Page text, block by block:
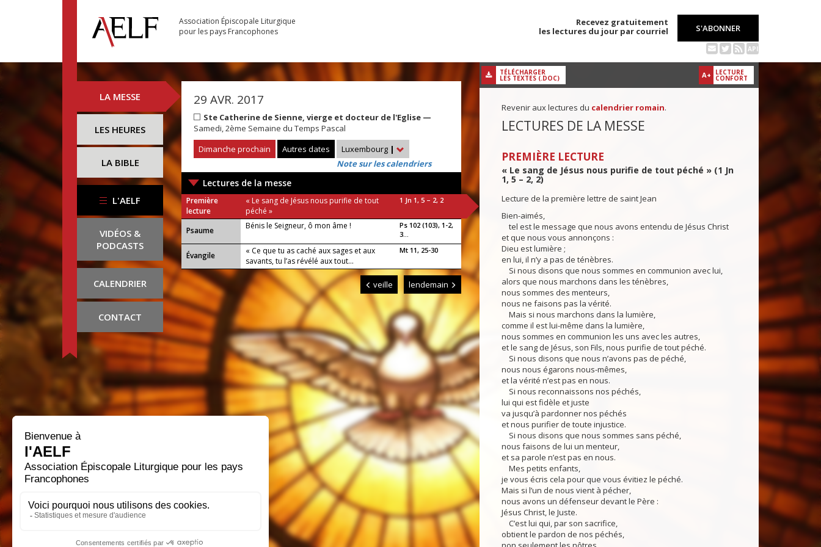
Association Épiscopale Liturgique
pour les pays Francophones
Recevez gratuitement
les lectures du jour par courriel
S'ABONNER
API
LA MESSE
LES HEURES
LA BIBLE
L'AELF
VIDÉOS &
PODCASTS
CALENDRIER
CONTACT
29 AVR. 2017
Ste Catherine de Sienne, vierge et docteur de l'Eglise —
Samedi, 2ème Semaine du Temps Pascal
Dimanche prochain
Autres dates Luxembourg |
Note sur les calendriers
Lectures de la messe
Première
lecture
« Le sang de Jésus nous purifie de tout
péché »
1 Jn 1, 5 – 2, 2
Psaume Bénis le Seigneur, ô mon âme !
Ps 102 (103), 1-2,
3...
Évangile
« Ce que tu as caché aux sages et aux
savants, tu l’as révélé aux tout...
Mt 11, 25-30
veille lendemain
A+ LECTURE
CONFORT
TÉLÉCHARGER
LES TEXTES (.DOC)
Revenir aux lectures du calendrier romain.
LECTURES DE LA MESSE
PREMIÈRE LECTURE
« Le sang de Jésus nous purifie de tout péché » (1 Jn
1, 5 – 2, 2)
Lecture de la première lettre de saint Jean
Bien-aimés,
tel est le message que nous avons entendu de Jésus Christ
et que nous vous annonçons :
Dieu est lumière ;
en lui, il n’y a pas de ténèbres.
Si nous disons que nous sommes en communion avec lui,
alors que nous marchons dans les ténèbres,
nous sommes des menteurs,
nous ne faisons pas la vérité.
Mais si nous marchons dans la lumière,
comme il est lui-même dans la lumière,
nous sommes en communion les uns avec les autres,
et le sang de Jésus, son Fils, nous purifie de tout péché.
Si nous disons que nous n’avons pas de péché,
nous nous égarons nous-mêmes,
et la vérité n’est pas en nous.
Si nous reconnaissons nos péchés,
lui qui est fidèle et juste
va jusqu’à pardonner nos péchés
et nous purifier de toute injustice.
Si nous disons que nous sommes sans péché,
nous faisons de lui un menteur,
et sa parole n’est pas en nous.
Mes petits enfants,
je vous écris cela pour que vous évitiez le péché.
Mais si l’un de nous vient à pécher,
nous avons un défenseur devant le Père :
Jésus Christ, le Juste.
C’est lui qui, par son sacrifice,
obtient le pardon de nos péchés,